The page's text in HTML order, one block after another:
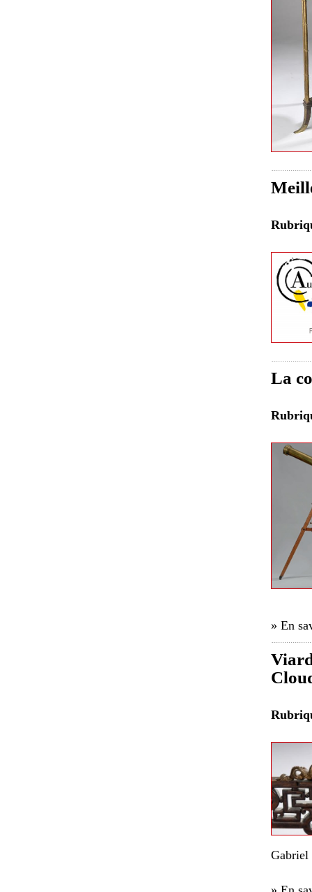
La
» En
Gabriel